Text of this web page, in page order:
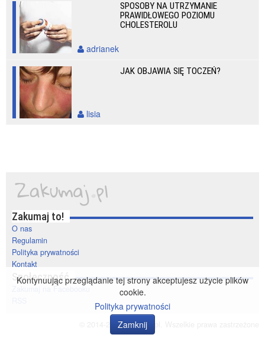
SPOSOBY NA UTRZYMANIE
PRAWIDŁOWEGO POZIOMU
CHOLESTEROLU
adrianek
JAK OBJAWIA SIĘ TOCZEŃ?
lisia
Zakumaj to!
O nas
Regulamin
Polityka prywatności
Kontakt
Społeczność
Zakumaj na Facebooku
© 2014-2020 zakumaj.pl. Wszelkie prawa zastrzeżone
Kontynuując przeglądanie tej strony akceptujesz użycie plików
cookie.
Polityka prywatności
Zamknij